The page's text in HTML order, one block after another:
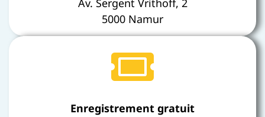
Av. Sergent Vrithoff, 2
5000 Namur
Enregistrement gratuit